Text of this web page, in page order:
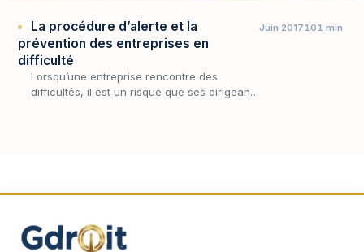
La procédure d’alerte et la
prévention des entreprises en
difficulté
Lorsqu’une entreprise rencontre des
difficultés, il est un risque que ses dirigeants
Juin 2017101 min